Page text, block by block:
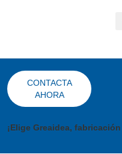
CONTACTA
AHORA
¡Elige Greaidea,